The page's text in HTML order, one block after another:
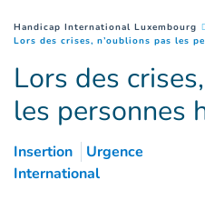
You are here :
Handicap International Luxembourg
Lors des crises, n’oublions pas les
Lors des
les personnes
Insertion
Urgence
International